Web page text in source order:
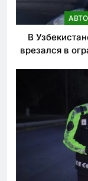
АВТО
В
врезался в